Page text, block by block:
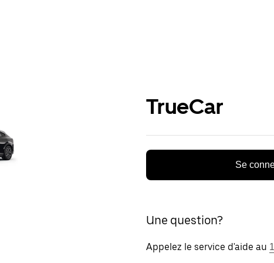
TrueCar
Se
Une question?
Appelez le service d'aide au